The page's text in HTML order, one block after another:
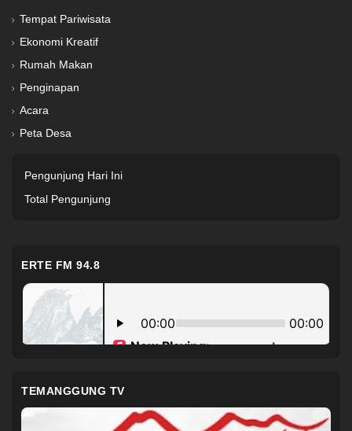
Tempat Pariwisata
Ekonomi Kreatif
Rumah Makan
Penginapan
Acara
Peta Desa
Pengunjung Hari Ini
Total Pengunjung
ERTE FM 94.8
TEMANGGUNG TV